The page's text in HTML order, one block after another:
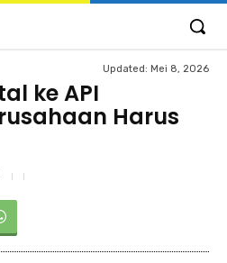
Updated: Mei 8, 2026
ke API
Harus